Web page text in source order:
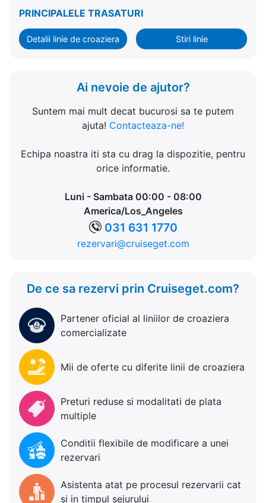
PRINCIPALELE TRASATURI
Detalii linie de croaziera Stiri linie
Ai nevoie de ajutor?
Suntem mai mult decat bucurosi sa te putem
ajuta! Contacteaza-ne!
Echipa noastra iti sta cu drag la dispozitie, pentru
orice informatie.
Luni - Sambata 00:00 - 08:00
America/Los_Angeles
031 631 1770
rezervari@cruiseget.com
De ce sa rezervi prin Cruiseget.com?
Partener oficial al liniilor de croaziera
comercializate
Mii de oferte cu diferite linii de croaziera
Preturi reduse si modalitati de plata
multiple
Conditii flexibile de modificare a unei
rezervari
Asistenta atat pe procesul rezervarii cat
si in timpul sejurului